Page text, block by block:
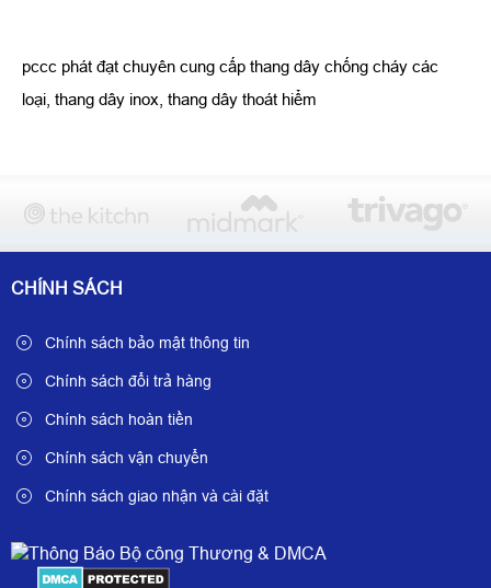
pccc phát đạt chuyên cung cấp thang dây chống cháy các
loại, thang dây inox, thang dây thoát hiểm
CHÍNH SÁCH
Chính sách bảo mật thông tin
Chính sách đổi trả hàng
Chính sách hoàn tiền
Chính sách vận chuyển
Chính sách giao nhận và cài đặt